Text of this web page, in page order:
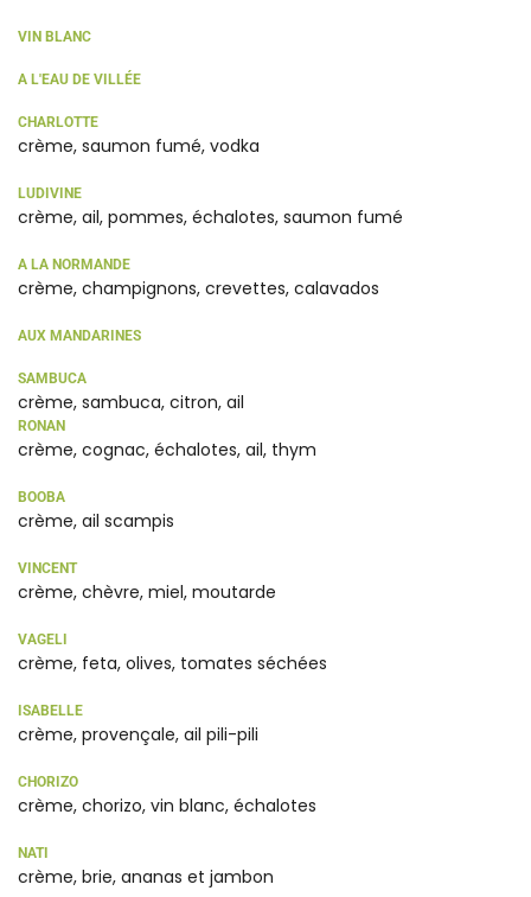
VIN BLANC
A L'EAU DE VILLÉE
CHARLOTTE
crème, saumon fumé, vodka
LUDIVINE
crème, ail, pommes, échalotes, saumon fumé
A LA NORMANDE
crème, champignons, crevettes, calavados
AUX MANDARINES
SAMBUCA
crème, sambuca, citron, ail
RONAN
crème, cognac, échalotes, ail, thym
BOOBA
crème, ail scampis
VINCENT
crème, chèvre, miel, moutarde
VAGELI
crème, feta, olives, tomates séchées
ISABELLE
crème, provençale, ail pili-pili
CHORIZO
crème, chorizo, vin blanc, échalotes
NATI
crème, brie, ananas et jambon